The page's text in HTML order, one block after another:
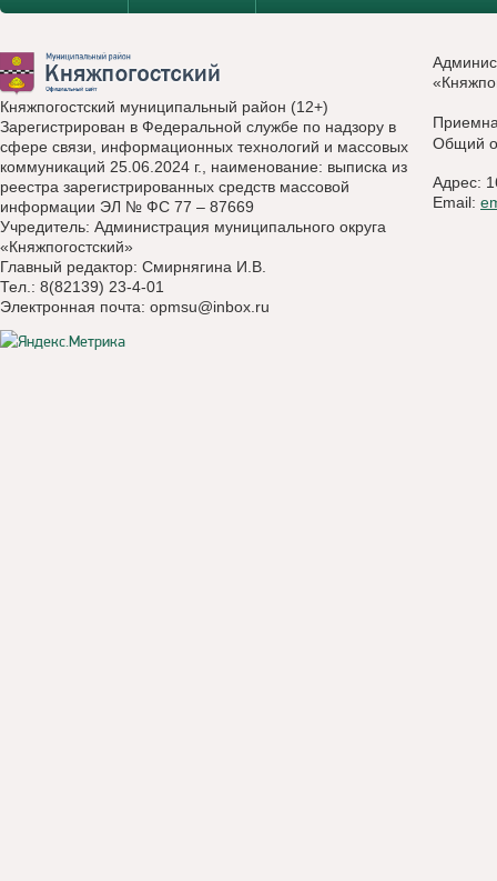
Княжпогостский муниципальный район (12+)
Зарегистрирован в Федеральной службе по надзору в
сфере связи, информационных технологий и массовых
коммуникаций 25.06.2024 г., наименование: выписка из
реестра зарегистрированных средств массовой
информации ЭЛ № ФС 77 – 87669
Учредитель: Администрация муниципального округа
«Княжпогостский»
Главный редактор: Смирнягина И.В.
Тел.: 8(82139) 23-4-01
Электронная почта: opmsu@inbox.ru
Общий
Адрес:
Email: